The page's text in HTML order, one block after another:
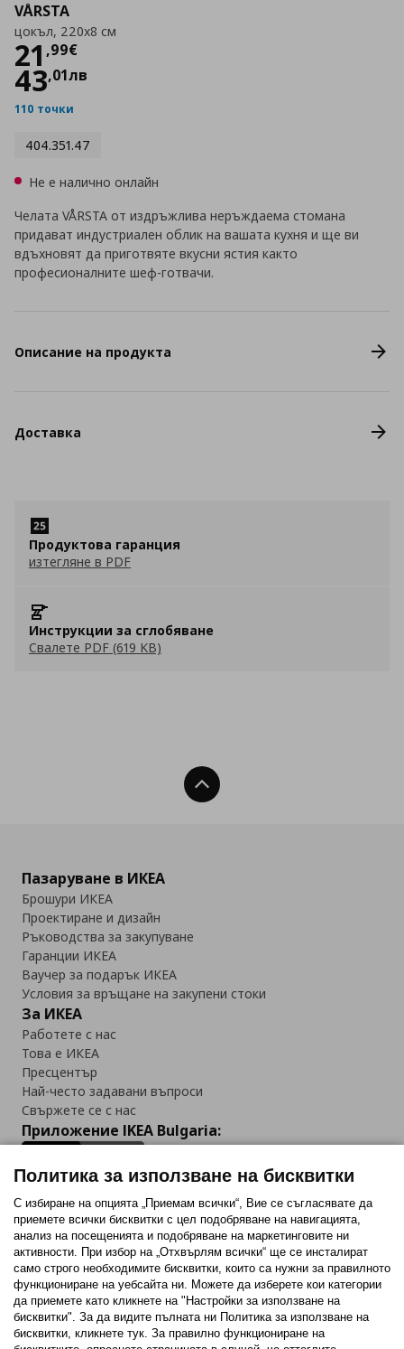
VÅRSTA
цокъл, 220x8 см
21 ,99€
Цена
43,01лв
110 точки
404.351.47
Не е налично онлайн
Челата VÅRSTA от издръжлива неръждаема стомана
придават индустриален облик на вашата кухня и ще ви
вдъхновят да приготвяте вкусни ястия както
професионалните шеф-готвачи.
Описание на продукта
Доставка
Продуктова гаранция
изтегляне в PDF
Инструкции за сглобяване
Свалете PDF (619 KB)
Нагоре
Пазаруване в ИКЕА
Брошури ИКЕА
Проектиране и дизайн
Ръководства за закупуване
Гаранции ИКЕА
Ваучер за подарък ИКЕА
Условия за връщане на закупени стоки
За ИКЕА
Работете с нас
Това е ИКЕА
Пресцентър
Най-често задавани въпроси
Свържете се с нас
Приложение IKEA Bulgaria:
Последвайте ни:
FacebookTwitterYoutubePinterestInstagram
Политика за използване на бисквитки
С избиране на опцията „Приемам всички“, Вие се съгласявате да
приемете всички бисквитки с цел подобряване на навигацията,
анализ на посещенията и подобряване на маркетинговите ни
активности. При избор на „Отхвърлям всички“ ще се инсталират
само строго необходимитe бисквитки, които са нужни за правилното
функциониране на уебсайта ни. Можете да изберете кои категории
да приемете като кликнете на "Настройки за използване на
бисквитки". За да видите пълната ни Политика за използване на
бисквитки, кликнете тук. За правилно функциониране на